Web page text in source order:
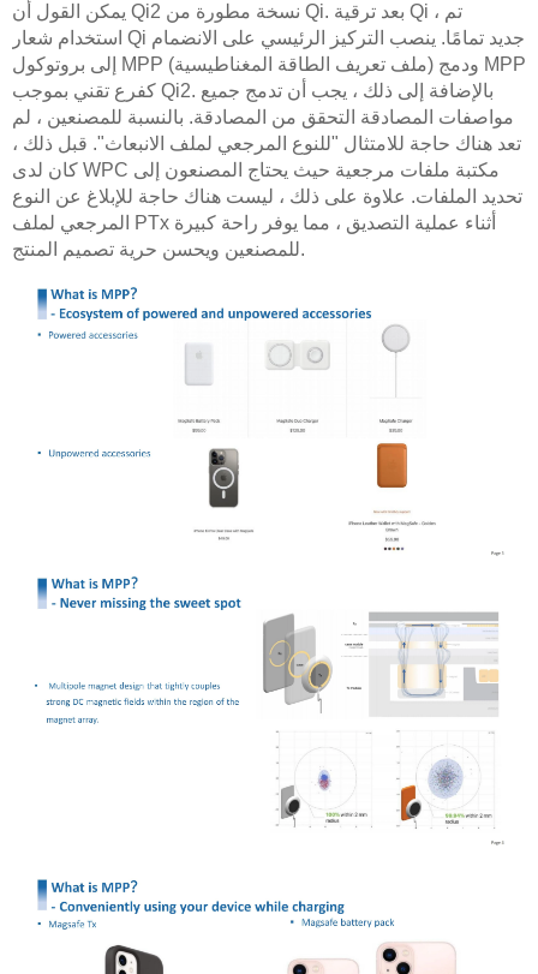
يمكن القول أن Qi2 نسخة مطورة من Qi. بعد ترقية Qi ، تم
استخدام شعار Qi جديد تمامًا. ينصب التركيز الرئيسي على الانضمام
إلى بروتوكول MPP (ملف تعريف الطاقة المغناطيسية) ودمج MPP
كفرع تقني بموجب Qi2. بالإضافة إلى ذلك ، يجب أن تدمج جميع
مواصفات المصادقة التحقق من المصادقة. بالنسبة للمصنعين ، لم
تعد هناك حاجة للامتثال "للنوع المرجعي لملف الانبعاث". قبل ذلك ،
كان لدى WPC مكتبة ملفات مرجعية حيث يحتاج المصنعون إلى
تحديد الملفات. علاوة على ذلك ، ليست هناك حاجة للإبلاغ عن النوع
المرجعي لملف PTx أثناء عملية التصديق ، مما يوفر راحة كبيرة
للمصنعين ويحسن حرية تصميم المنتج.